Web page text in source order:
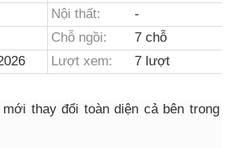
Nội thất:
-
Chỗ ngồi:
7 chỗ
Lượt xem:
7 lượt
thay đổi toàn diện cả bên trong